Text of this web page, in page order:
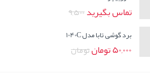
تماس بگیرید9,500
برد گوشی تابا مدل 1040C
50,000 تومان تومان